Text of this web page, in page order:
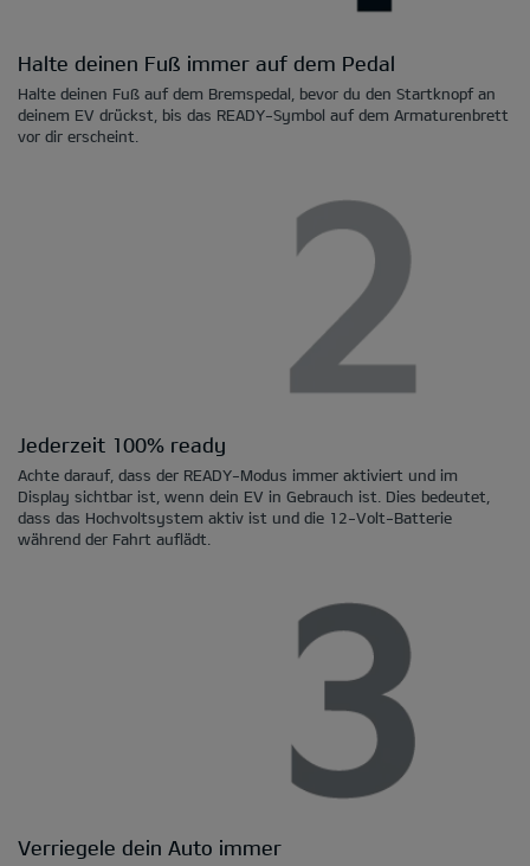
Halte deinen Fuß immer auf dem Pedal
Halte deinen Fuß auf dem Bremspedal, bevor du den Startknopf an
deinem EV drückst, bis das READY-Symbol auf dem Armaturenbrett
vor dir erscheint.
Jederzeit 100% ready
Achte darauf, dass der READY-Modus immer aktiviert und im
Display sichtbar ist, wenn dein EV in Gebrauch ist. Dies bedeutet,
dass das Hochvoltsystem aktiv ist und die 12-Volt-Batterie
während der Fahrt auflädt.
Verriegele dein Auto immer